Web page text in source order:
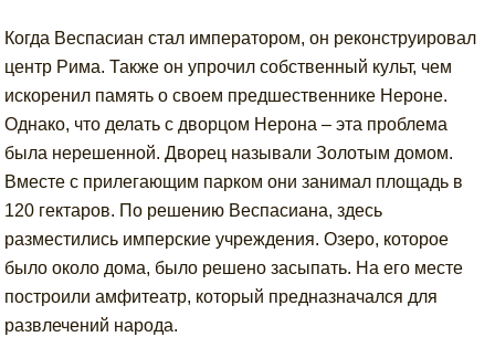
Когда Веспасиан стал императором, он реконструировал
центр Рима. Также он упрочил собственный культ, чем
искоренил память о своем предшественнике Нероне.
Однако, что делать с дворцом Нерона – эта проблема
была нерешенной. Дворец называли Золотым домом.
Вместе с прилегающим парком они занимал площадь в
120 гектаров. По решению Веспасиана, здесь
разместились имперские учреждения. Озеро, которое
было около дома, было решено засыпать. На его месте
построили амфитеатр, который предназначался для
развлечений народа.